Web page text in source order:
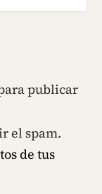
publicar
el spam.
de tus